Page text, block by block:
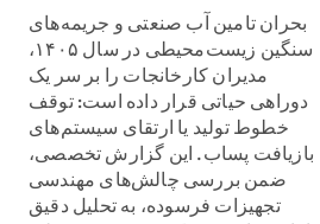
بحران تامین آب صنعتی و جریمه‌های
سنگین زیست‌محیطی در سال ۱۴۰۵،
مدیران کارخانجات را بر سر یک
دوراهی حیاتی قرار داده است: توقف
خطوط تولید یا ارتقای سیستم‌های
بازیافت پساب. این گزارش تخصصی،
ضمن بررسی چالش‌های مهندسی
تجهیزات فرسوده، به تحلیل دقیق